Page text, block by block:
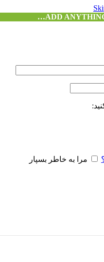
ADD
مرا به خاطر بسپار